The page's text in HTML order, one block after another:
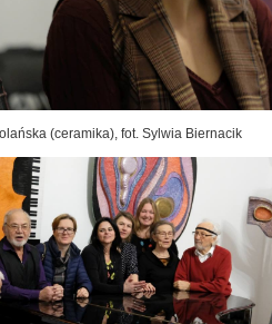
(ceramika), fot. Sylwia Biernacik